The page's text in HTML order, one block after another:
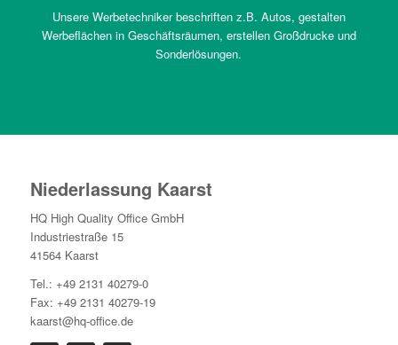
Unsere Werbetechniker beschriften z.B. Autos, gestalten
Werbeflächen in Geschäftsräumen, erstellen Großdrucke und
Sonderlösungen.
Niederlassung Kaarst
HQ High Quality Office GmbH
Industriestraße 15
41564 Kaarst
Tel.: +49 2131 40279-0
Fax: +49 2131 40279-19
kaarst@hq-office.de